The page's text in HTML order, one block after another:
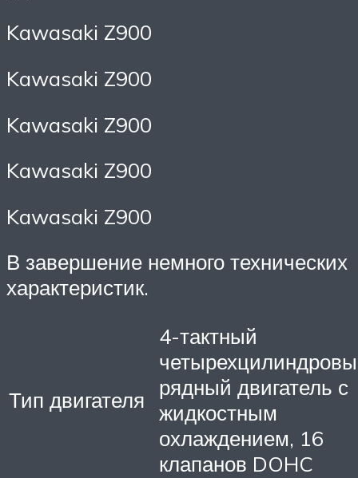
Kawasaki Z900
Kawasaki Z900
Kawasaki Z900
Kawasaki Z900
Kawasaki Z900
В завершение немного технических
характеристик.
Тип двигателя
4-тактный
рядный двигатель с
жидкостным
охлаждением, 16
клапанов DOHC